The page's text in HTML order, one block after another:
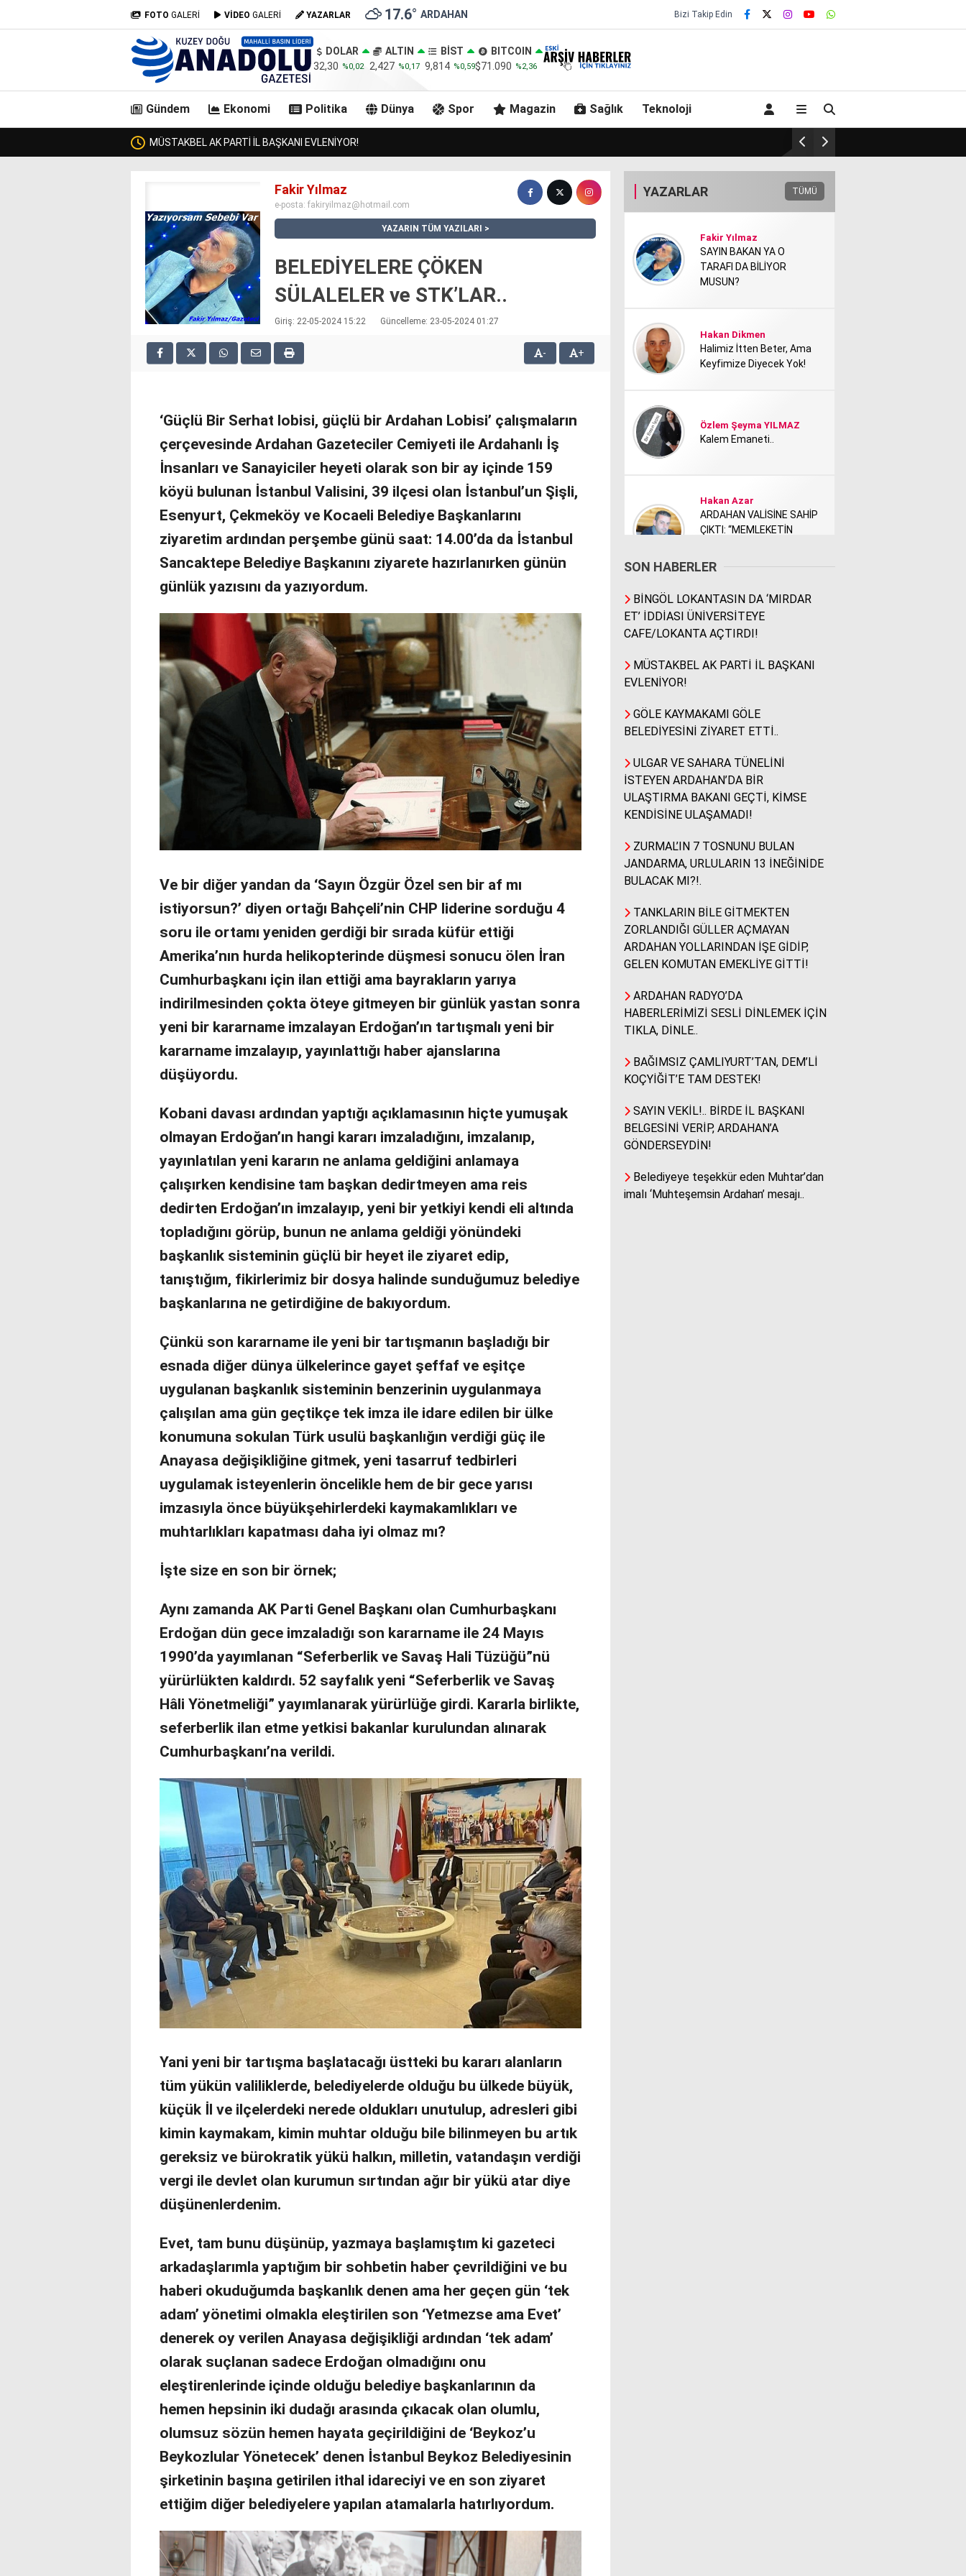
FOTO GALERİ VİDEO GALERİ YAZARLAR 17.6° ARDAHAN Bizi Takip Edin
DOLAR
32,30 %0,02
ALTIN
2,427 %0,17
BİST
9,814 %0,59
BITCOIN
$71.090 %2,36
Gündem Ekonomi Politika Dünya Spor Magazin Sağlık Teknoloji
GÖLE KAYMAKAMI GÖLE BELEDİYESİNİ ZİYARET ETTİ.. ULGAR VE SAHARA TÜNELİNİ
Fakir Yılmaz
e-posta: fakiryilmaz@hotmail.com
YAZARIN TÜM YAZILARI
BELEDİYELERE ÇÖKEN
SÜLALELER ve STK’LAR..
Giriş: 22-05-2024 15:22 Güncelleme: 23-05-2024 01:27
- +
‘Güçlü Bir Serhat lobisi, güçlü bir Ardahan Lobisi’ çalışmaların
çerçevesinde Ardahan Gazeteciler Cemiyeti ile Ardahanlı İş
İnsanları ve Sanayiciler heyeti olarak son bir ay içinde 159
köyü bulunan İstanbul Valisini, 39 ilçesi olan İstanbul’un Şişli,
Esenyurt, Çekmeköy ve Kocaeli Belediye Başkanlarını
ziyaretim ardından perşembe günü saat: 14.00’da da İstanbul
Sancaktepe Belediye Başkanını ziyarete hazırlanırken günün
günlük yazısını da yazıyordum.
Ve bir diğer yandan da ‘Sayın Özgür Özel sen bir af mı
istiyorsun?’ diyen ortağı Bahçeli’nin CHP liderine sorduğu 4
soru ile ortamı yeniden gerdiği bir sırada küfür ettiği
Amerika’nın hurda helikopterinde düşmesi sonucu ölen İran
Cumhurbaşkanı için ilan ettiği ama bayrakların yarıya
indirilmesinden çokta öteye gitmeyen bir günlük yastan sonra
yeni bir kararname imzalayan Erdoğan’ın tartışmalı yeni bir
kararname imzalayıp, yayınlattığı haber ajanslarına
düşüyordu.
Kobani davası ardından yaptığı açıklamasının hiçte yumuşak
olmayan Erdoğan’ın hangi kararı imzaladığını, imzalanıp,
yayınlatılan yeni kararın ne anlama geldiğini anlamaya
çalışırken kendisine tam başkan dedirtmeyen ama reis
dedirten Erdoğan’ın imzalayıp, yeni bir yetkiyi kendi eli altında
topladığını görüp, bunun ne anlama geldiği yönündeki
başkanlık sisteminin güçlü bir heyet ile ziyaret edip,
tanıştığım, fikirlerimiz bir dosya halinde sunduğumuz belediye
başkanlarına ne getirdiğine de bakıyordum.
Çünkü son kararname ile yeni bir tartışmanın başladığı bir
esnada diğer dünya ülkelerince gayet şeffaf ve eşitçe
uygulanan başkanlık sisteminin benzerinin uygulanmaya
çalışılan ama gün geçtikçe tek imza ile idare edilen bir ülke
konumuna sokulan Türk usulü başkanlığın verdiği güç ile
Anayasa değişikliğine gitmek, yeni tasarruf tedbirleri
uygulamak isteyenlerin öncelikle hem de bir gece yarısı
imzasıyla önce büyükşehirlerdeki kaymakamlıkları ve
muhtarlıkları kapatması daha iyi olmaz mı?
İşte size en son bir örnek;
Aynı zamanda AK Parti Genel Başkanı olan Cumhurbaşkanı
Erdoğan dün gece imzaladığı son kararname ile 24 Mayıs
1990’da yayımlanan “Seferberlik ve Savaş Hali Tüzüğü”nü
yürürlükten kaldırdı. 52 sayfalık yeni “Seferberlik ve Savaş
Hâli Yönetmeliği” yayımlanarak yürürlüğe girdi. Kararla birlikte,
seferberlik ilan etme yetkisi bakanlar kurulundan alınarak
Cumhurbaşkanı’na verildi.
Yani yeni bir tartışma başlatacağı üstteki bu kararı alanların
tüm yükün valiliklerde, belediyelerde olduğu bu ülkede büyük,
küçük İl ve ilçelerdeki nerede oldukları unutulup, adresleri gibi
kimin kaymakam, kimin muhtar olduğu bile bilinmeyen bu artık
gereksiz ve bürokratik yükü halkın, milletin, vatandaşın verdiği
vergi ile devlet olan kurumun sırtından ağır bir yükü atar diye
düşünenlerdenim.
Evet, tam bunu düşünüp, yazmaya başlamıştım ki gazeteci
arkadaşlarımla yaptığım bir sohbetin haber çevrildiğini ve bu
haberi okuduğumda başkanlık denen ama her geçen gün ‘tek
adam’ yönetimi olmakla eleştirilen son ‘Yetmezse ama Evet’
denerek oy verilen Anayasa değişikliği ardından ‘tek adam’
olarak suçlanan sadece Erdoğan olmadığını onu
eleştirenlerinde içinde olduğu belediye başkanlarının da
hemen hepsinin iki dudağı arasında çıkacak olan olumlu,
olumsuz sözün hemen hayata geçirildiğini de ‘Beykoz’u
Beykozlular Yönetecek’ denen İstanbul Beykoz Belediyesinin
şirketinin başına getirilen ithal idareciyi ve en son ziyaret
ettiğim diğer belediyelere yapılan atamalarla hatırlıyordum.
YAZARLAR TÜMÜ
Fakir Yılmaz
SAYIN BAKAN YA O
TARAFI DA BİLİYOR
MUSUN?
Hakan Dikmen
Halimiz İtten Beter, Ama
Keyfimize Diyecek Yok!
Özlem Şeyma YILMAZ
Kalem Emaneti..
Hakan Azar
ARDAHAN VALİSİNE SAHİP
ÇIKTI: “MEMLEKETİN
RAHATSIZ ETTİ?”
Rodi Baz
Kaçırılmaması Gereken
Sevinç Akçetin
Açmak Gerekir..
Yazıcıoğlu Ümit
Rahmi Koç ve Binali
Yıldırım
Sinan KARAÇAY
CHP NE YAPMALI?
Murat Akkuş
Bin Yılların Kürt Efsanesi:
HUKUKÇU GÖZÜYLE
İSLAM DÜNYASININ
BUMERANGI
Tülay Dikmen
BAŞKA AÇIKLAMASI
SON HABERLER
BİNGÖL LOKANTASIN DA ‘MIRDAR
ET’ İDDİASI ÜNİVERSİTEYE
CAFE/LOKANTA AÇTIRDI!
MÜSTAKBEL AK PARTİ İL BAŞKANI
EVLENİYOR!
GÖLE KAYMAKAMI GÖLE
BELEDİYESİNİ ZİYARET ETTİ..
ULGAR VE SAHARA TÜNELİNİ
İSTEYEN ARDAHAN’DA BİR
ULAŞTIRMA BAKANI GEÇTİ, KİMSE
KENDİSİNE ULAŞAMADI!
ZURMAL’IN 7 TOSNUNU BULAN
JANDARMA, URLULARIN 13 İNEĞİNİDE
BULACAK MI?!.
TANKLARIN BİLE GİTMEKTEN
ZORLANDIĞI GÜLLER AÇMAYAN
ARDAHAN YOLLARINDAN İŞE GİDİP,
GELEN KOMUTAN EMEKLİYE GİTTİ!
ARDAHAN RADYO’DA
HABERLERİMİZİ SESLİ DİNLEMEK İÇİN
TIKLA, DİNLE..
BAĞIMSIZ ÇAMLIYURT’TAN, DEM’Lİ
KOÇYİĞİT’E TAM DESTEK!
SAYIN VEKİL!.. BİRDE İL BAŞKANI
BELGESİNİ VERİP, ARDAHAN’A
GÖNDERSEYDİN!
Belediyeye teşekkür eden Muhtar’dan
imalı ‘Muhteşemsin Ardahan’ mesajı..